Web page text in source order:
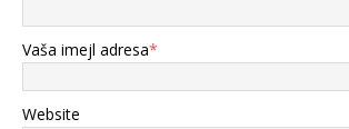
Vaša imejl adresa*
Website